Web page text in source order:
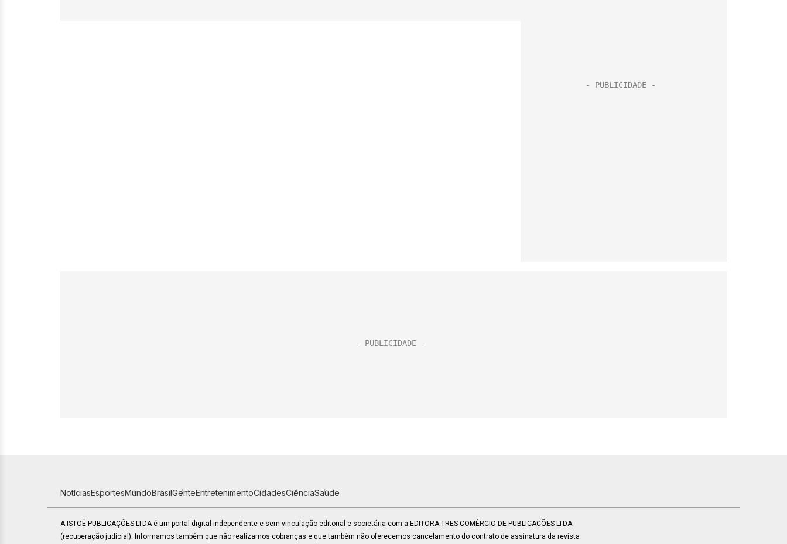
NotíciasEsportesMundoBrasilGenteEntretenimentoCidadesCiênciaSaúde
A ISTOÉ PUBLICAÇÕES LTDA é um portal digital independente e sem vinculação editorial e societária com a EDITORA TRES COMÉRCIO DE PUBLICACÕES LTDA
(recuperação judicial). Informamos também que não realizamos cobranças e que também não oferecemos cancelamento do contrato de assinatura da revista